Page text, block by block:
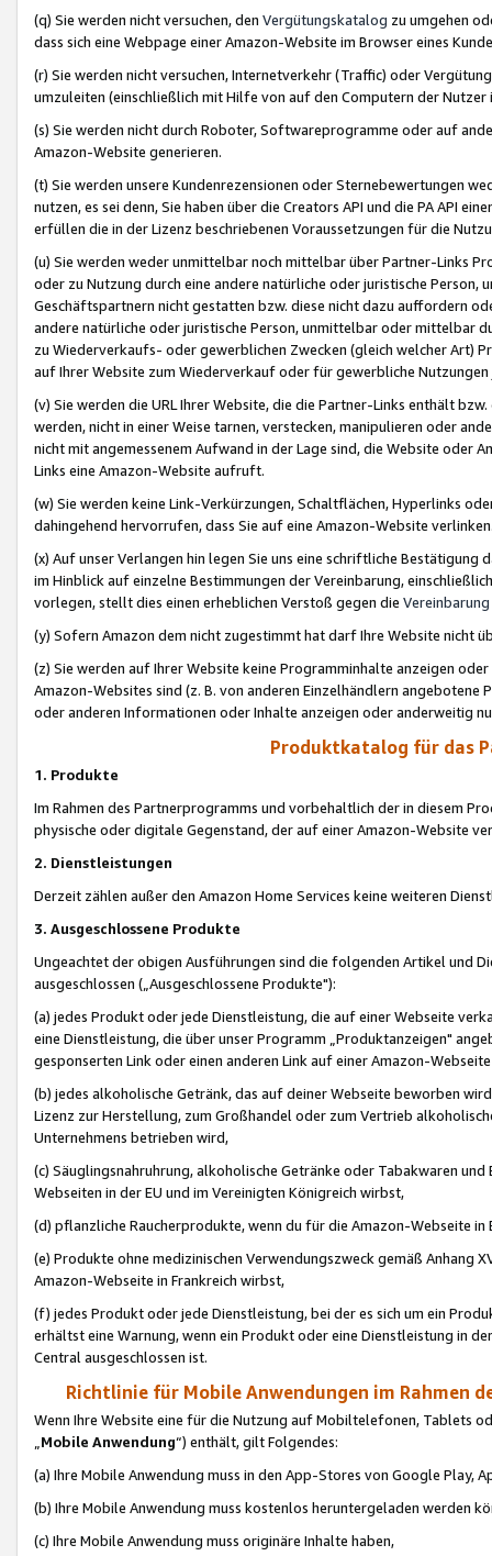
(q) Sie werden nicht versuchen, den Vergütungskatalog zu umgehen
dass sich eine Webpage einer Amazon-Website im Browser eines
(r) Sie werden nicht versuchen, Internetverkehr (Traffic) oder
umzuleiten (einschließlich mit Hilfe von auf den Computern der
(s) Sie werden nicht durch Roboter, Softwareprogramme oder auf
Amazon-Website generieren.
(t) Sie werden unsere Kundenrezensionen oder Sternebewertungen
nutzen, es sei denn, Sie haben über die Creators API und die PA API
erfüllen die in der Lizenz beschriebenen Voraussetzungen für die
(u) Sie werden weder unmittelbar noch mittelbar über Partner-Links
oder zu Nutzung durch eine andere natürliche oder juristische
Geschäftspartnern nicht gestatten bzw. diese nicht dazu auffordern
andere natürliche oder juristische Person, unmittelbar oder mittelbar
zu Wiederverkaufs- oder gewerblichen Zwecken (gleich welcher Art)
auf Ihrer Website zum Wiederverkauf oder für gewerbliche
(v) Sie werden die URL Ihrer Website, die die Partner-Links enthält
werden, nicht in einer Weise tarnen, verstecken, manipulieren oder
nicht mit angemessenem Aufwand in der Lage sind, die Website oder
Links eine Amazon-Website aufruft.
(w) Sie werden keine Link-Verkürzungen, Schaltflächen, Hyperlinks
dahingehend hervorrufen, dass Sie auf eine Amazon-Website
(x) Auf unser Verlangen hin legen Sie uns eine schriftliche
im Hinblick auf einzelne Bestimmungen der Vereinbarung,
vorlegen, stellt dies einen erheblichen Verstoß gegen die Vereinbarung
(y) Sofern Amazon dem nicht zugestimmt hat darf Ihre Website nicht
(z) Sie werden auf Ihrer Website keine Programminhalte anzeigen
Amazon-Websites sind (z. B. von anderen Einzelhändlern
oder anderen Informationen oder Inhalte anzeigen oder anderweitig
Produktkatalog für das
1. Produkte
Im Rahmen des Partnerprogramms und vorbehaltlich der in diesem
physische oder digitale Gegenstand, der auf einer Amazon-Website
2. Dienstleistungen
Derzeit zählen außer den Amazon Home Services keine weiteren
3. Ausgeschlossene Produkte
Ungeachtet der obigen Ausführungen sind die folgenden Artikel und
ausgeschlossen („Ausgeschlossene Produkte"):
(a) jedes Produkt oder jede Dienstleistung, die auf einer Webseite
eine Dienstleistung, die über unser Programm „Produktanzeigen"
gesponserten Link oder einen anderen Link auf einer Amazon-
(b) jedes alkoholische Getränk, das auf deiner Webseite beworben
Lizenz zur Herstellung, zum Großhandel oder zum Vertrieb
Unternehmens betrieben wird,
(c) Säuglingsnahruhrung, alkoholische Getränke oder Tabakwaren
Webseiten in der EU und im Vereinigten Königreich wirbst,
(d) pflanzliche Raucherprodukte, wenn du für die Amazon-Webseite in
(e) Produkte ohne medizinischen Verwendungszweck gemäß Anhang
Amazon-Webseite in Frankreich wirbst,
(f) jedes Produkt oder jede Dienstleistung, bei der es sich um ein
erhältst eine Warnung, wenn ein Produkt oder eine Dienstleistung in
Central ausgeschlossen ist.
Richtlinie für Mobile Anwendungen im Rahmen
Wenn Ihre Website eine für die Nutzung auf Mobiltelefonen, Tablets
„Mobile Anwendung“) enthält, gilt Folgendes:
(a) Ihre Mobile Anwendung muss in den App-Stores von Google Play,
(b) Ihre Mobile Anwendung muss kostenlos heruntergeladen werden
(c) Ihre Mobile Anwendung muss originäre Inhalte haben,